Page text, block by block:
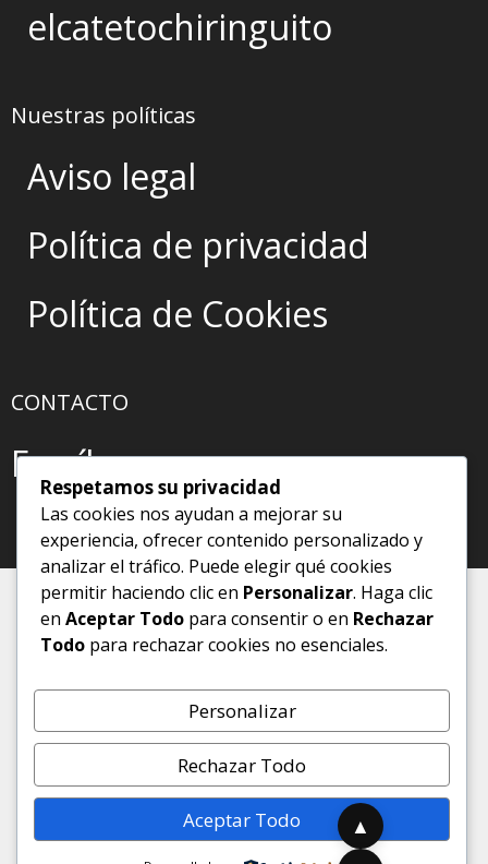
elcatetochiringuito
Nuestras políticas
Aviso legal
Política de privacidad
Política de Cookies
CONTACTO
Escríbeme
Respetamos su privacidad
Las cookies nos ayudan a mejorar su
experiencia, ofrecer contenido personalizado y
analizar el tráfico. Puede elegir qué cookies
permitir haciendo clic en Personalizar. Haga clic
en Aceptar Todo para consentir o en Rechazar
Todo para rechazar cookies no esenciales.
Personalizar
Rechazar Todo
Aceptar Todo
▲